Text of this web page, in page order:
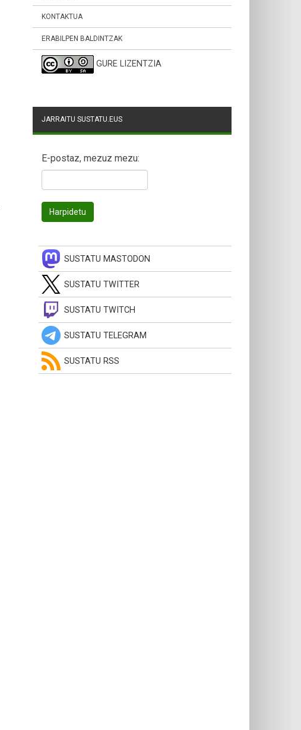
KONTAKTUA
ERABILPEN BALDINTZAK
GURE LIZENTZIA
JARRAITU SUSTATU.EUS
E-postaz, mezuz mezu:
SUSTATU MASTODON
SUSTATU TWITTER
SUSTATU TWITCH
SUSTATU TELEGRAM
SUSTATU RSS